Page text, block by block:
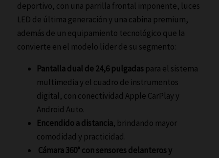
deportivo, con una parrilla frontal imponente, luces
LED de última generación y una cabina premium,
además de un equipamiento tecnológico que la
convierte en el modelo líder de su segmento:
Pantalla dual de 24,6 pulgadas para el sistema
multimedia y el cuadro de instrumentos
digital, con conectividad Apple CarPlay y
Android Auto.
Encendido a distancia, brindando mayor
comodidad y practicidad.
Cámara 360° con sensores delanteros y